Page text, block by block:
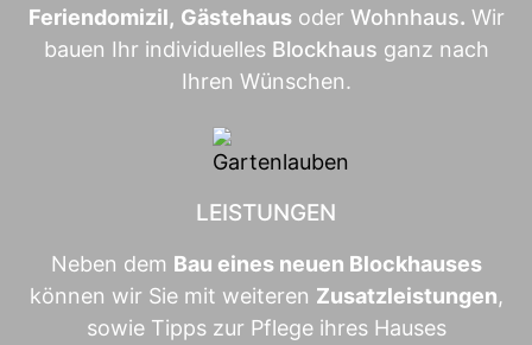
Feriendomizil, Gästehausoder Wohnhaus. Wir
bauen Ihr individuelles Blockhaus ganz nach
Ihren Wünschen.
LEISTUNGEN
Neben dem Bau eines neuen Blockhauses
können wir Sie mit weiteren Zusatzleistungen,
sowie Tipps zur Pflege ihres Hauses